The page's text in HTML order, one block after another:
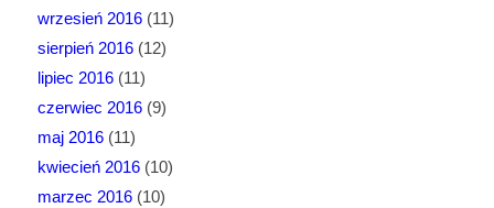
wrzesień 2016(11)
sierpień 2016(12)
lipiec 2016(11)
czerwiec 2016(9)
maj 2016(11)
kwiecień 2016(10)
marzec 2016(10)